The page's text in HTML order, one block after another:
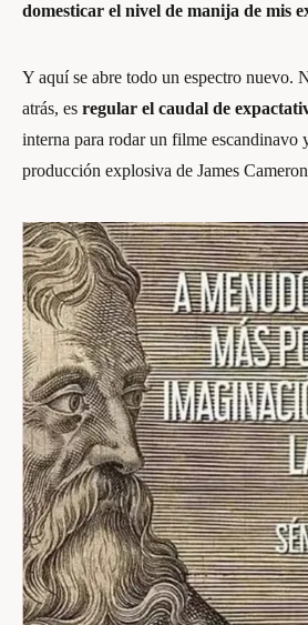
domesticar el nivel de manija de mis
Y aquí se abre todo un espectro nuevo.
atrás, es regular el caudal de
interna para rodar un filme escandinavo
producción explosiva de James